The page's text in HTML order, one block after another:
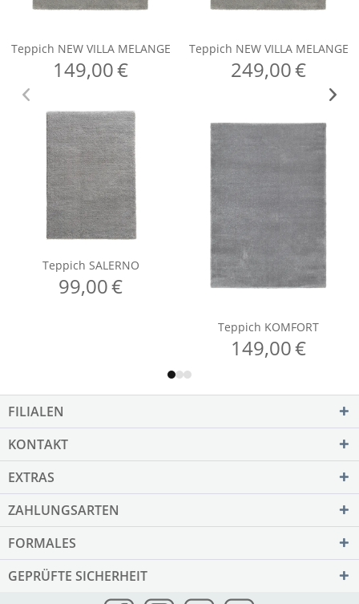
FILIALEN
KONTAKT
EXTRAS
ZAHLUNGSARTEN
FORMALES
GEPRÜFTE SICHERHEIT